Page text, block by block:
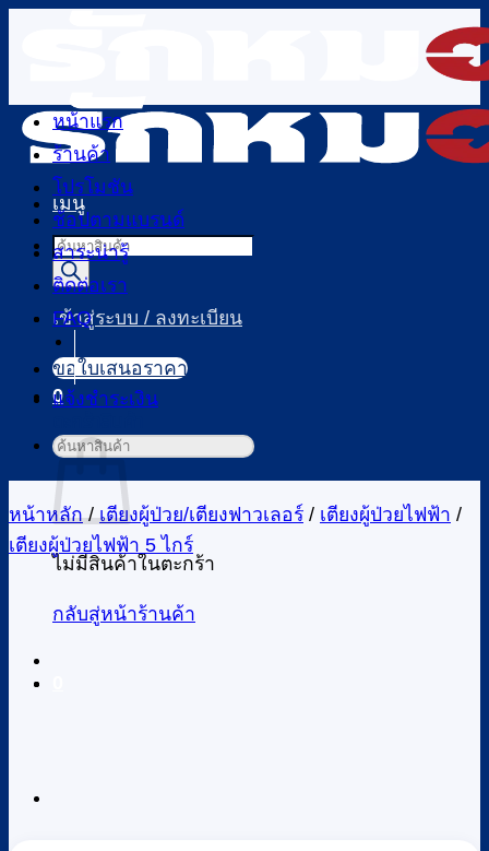
เนื้อหา
เมนู
Products
search
เข้าสู่ระบบ / ลงทะเบียน
0
ไม่มีสินค้าในตะกร้า
กลับสู่หน้าร้านค้า
หน้าแรก
ร้านค้า
โปรโมชัน
ช้อปตามแบรนด์
สาระน่ารู้
ติดต่อเรา
FAQ
ขอใบเสนอราคา
แจ้งชำระเงิน
ค้นหา:
หน้าหลัก / เตียงผู้ป่วย/เตียงฟาวเลอร์ / เตียงผู้ป่วยไฟฟ้า /
เตียงผู้ป่วยไฟฟ้า 5 ไกร์